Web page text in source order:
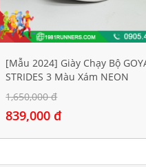
[Mẫu 2024] Giày Chạy Bộ
STRIDES 3 Màu Xám NEON
1,650,000 đ
839,000 đ